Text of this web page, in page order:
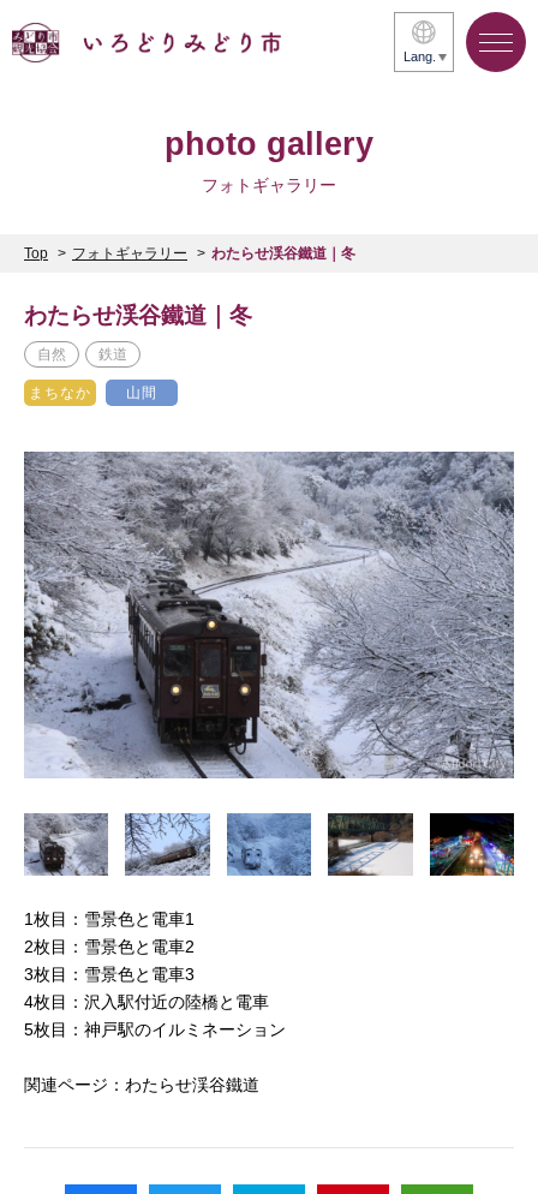
Lang.
photo gallery
フォトギャラリー
Top フォトギャラリー わたらせ渓谷鐵道｜冬
わたらせ渓谷鐵道｜冬
自然 鉄道
まちなか 山間
1枚目：雪景色と電車1
2枚目：雪景色と電車2
3枚目：雪景色と電車3
4枚目：沢入駅付近の陸橋と電車
5枚目：神戸駅のイルミネーション
関連ページ： わたらせ渓谷鐵道